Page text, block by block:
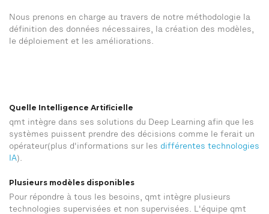
Nous prenons en charge au travers de notre méthodologie la
définition des données nécessaires, la création des modèles,
le déploiement et les améliorations.
Quelle Intelligence Artificielle
qmt intègre dans ses solutions du Deep Learning afin que les
systèmes puissent prendre des décisions comme le ferait un
opérateur(plus d'informations sur les différentes technologies
IA).
Plusieurs modèles disponibles
Pour répondre à tous les besoins, qmt intègre plusieurs
technologies supervisées et non supervisées. L'équipe qmt